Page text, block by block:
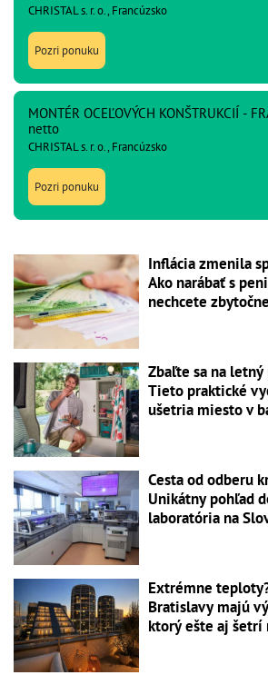
CHRISTAL s. r. o., Francúzsko
Pozri ponuku
MONTÉR OCEĽOVÝCH KONŠTRUKCIÍ -
netto
CHRISTAL s. r. o., Francúzsko
Pozri ponuku
Inflácia zmenila
Ako narábať s
nechcete
Zbaľte sa na
Tieto praktické
ušetria miesto v
Cesta od odberu
Unikátny pohľad
laboratória na
Extrémne
Bratislavy majú
ktorý ešte aj šetrí